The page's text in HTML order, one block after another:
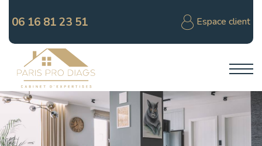
06 16 81 23 51 Espace client